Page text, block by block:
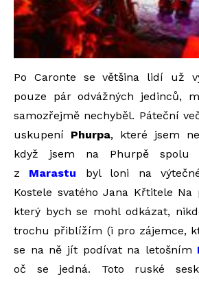
Po Caronte se většina lidí už
pouze pár odvážných jedinců,
samozřejmě nechyběl. Páteční
uskupení Phurpa, které jsem
když jsem na Phurpě
z Marastu byl loni na
Kostele svatého Jana Křtitele
který bych se mohl odkázat,
trochu přiblížím (i pro zájemce,
se na ně jít podívat na letošním
oč se jedná. Toto ruské